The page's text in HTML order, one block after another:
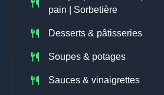
pain | Sorbetière
Desserts & pâtisseries
Soupes & potages
Sauces & vinaigrettes